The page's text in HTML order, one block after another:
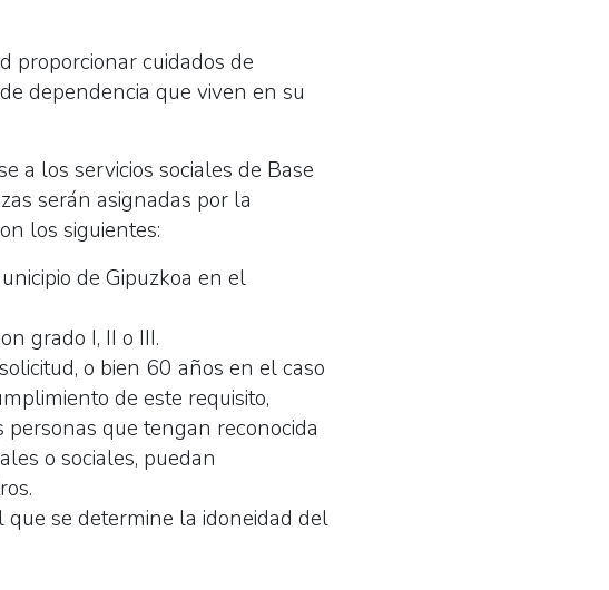
proporcionar cuidados de
dependencia que viven en su
a los servicios sociales de Base
serán asignadas por la
los siguientes:
de Gipuzkoa en el
grado I, II o III.
o bien 60 años en el caso
de este requisito,
que tengan reconocida
o sociales, puedan
se determine la idoneidad del